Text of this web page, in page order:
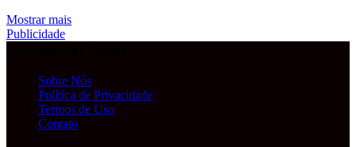
Mostrar mais
Publicidade
Sobre Nós
Política de Privacidade
Termos de Uso
Contato